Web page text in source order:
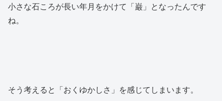
小さな石ころが長い年月をかけて「巌」となったんです
ね。
そう考えると「おくゆかしさ」を感じてしまいます。